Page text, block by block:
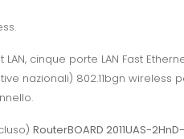
cinque porte LAN Fast
nazionali) 802.11bgn wireless
RouterBOARD 2011UAS-